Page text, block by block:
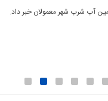
آب شرب شهر معمولان خبر داد.